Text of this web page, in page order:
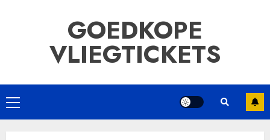
GOEDKOPE
VLIEGTICKETS
Primair
menu